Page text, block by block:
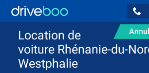
Location de
voiture Rhénanie-du-
Westphalie